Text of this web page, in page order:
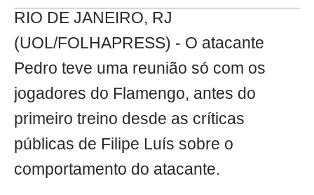
RIO DE JANEIRO, RJ
(UOL/FOLHAPRESS) - O atacante
Pedro teve uma reunião só com os
jogadores do Flamengo, antes do
primeiro treino desde as críticas
públicas de Filipe Luís sobre o
comportamento do atacante.